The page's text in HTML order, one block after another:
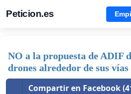
Peticion.es
NO a la propuesta de ADIF
drones alrededor de sus vías
Compartir en Facebook